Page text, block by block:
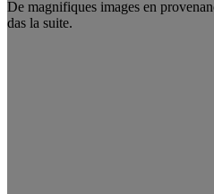
De magnifiques images en
das la suite.